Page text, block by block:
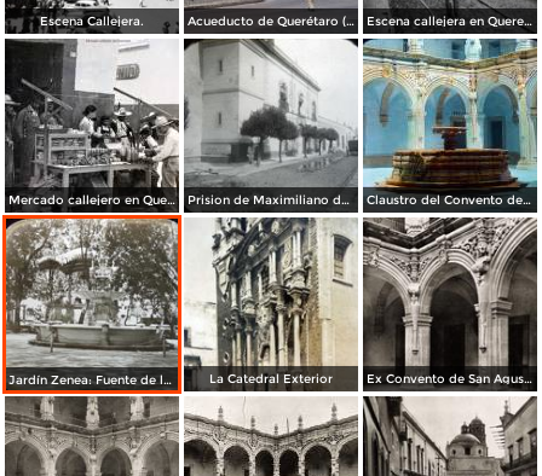
Escena Callejera. Acueducto de Querétaro (1954) Escena callejera en Queretaro.
Mercado callejero en Queretaro. Prision de Maximiliano de Absburgo en Queretaro por el fotografo William Henry Jackson Claustro del Convento de San Agustín
Jardín Zenea: Fuente de la Diosa Hebe La Catedral Exterior Ex Convento de San Agustín